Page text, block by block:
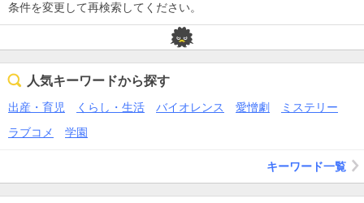
条件を変更して再検索してください。
人気キーワードから探す
出産・育児 くらし・生活 バイオレンス 愛憎劇
ミステリー
ラブコメ
学園
キーワード一覧